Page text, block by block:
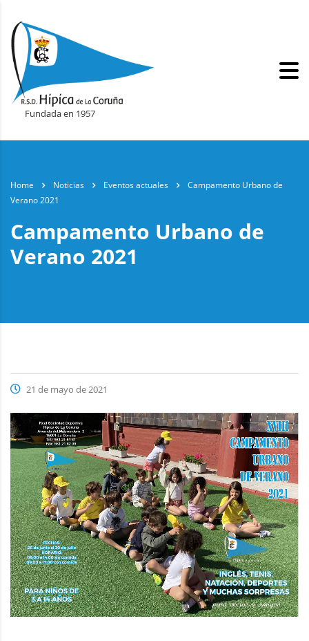
Fundada en 1957
Home Noticias Eventos actuales
Campamento Urbano de
Verano 2021
Campamento Urbano de
Verano 2021
21 de mayo de 2021